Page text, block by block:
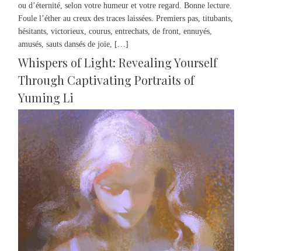
ou d’éternité, selon votre humeur et votre regard. Bonne lecture.
Foule l’éther au creux des traces laissées. Premiers pas, titubants,
hésitants, victorieux, courus, entrechats, de front, ennuyés,
amusés, sauts dansés de joie, […]
Whispers of Light: Revealing Yourself
Through Captivating Portraits of
Yuming Li